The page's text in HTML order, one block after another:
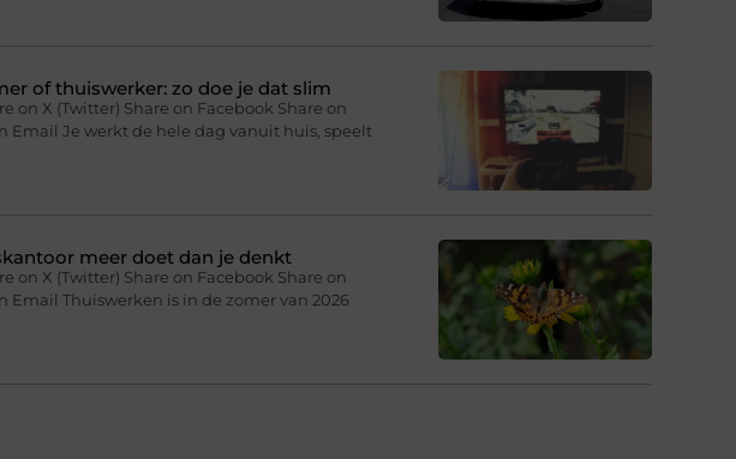
of thuiswerker: zo doe je dat slim
on X (Twitter) Share on Facebook Share on
Email Je werkt de hele dag vanuit huis, speelt
meer doet dan je denkt
on X (Twitter) Share on Facebook Share on
Email Thuiswerken is in de zomer van 2026